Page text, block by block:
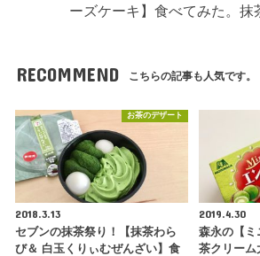
ーズケーキ】食べてみた。抹
RECOMMEND こちらの記事も人気です。
お茶のデザート
2018.3.13
セブンの抹茶祭り！【抹茶わら
び＆ 白玉くりぃむぜんざい】食
2019.4.30
森永の【ミ
茶クリーム